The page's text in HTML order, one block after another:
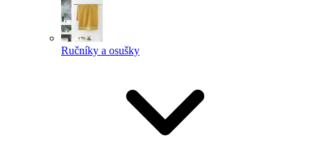
Ručníky a osušky